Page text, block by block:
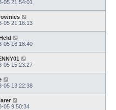
05 21:54:01
05 21:16:13
05 16:18:40
05 15:23:27
05 13:22:38
05 9:50:34